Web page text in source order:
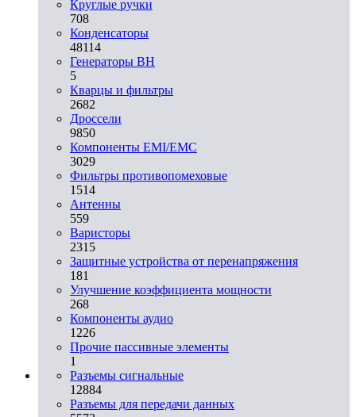
Круглые ручки
708
Конденсаторы
48114
Генераторы ВН
5
Кварцы и фильтры
2682
Дроссели
9850
Компоненты EMI/EMC
3029
Фильтры противопомеховые
1514
Антенны
559
Варисторы
2315
Защитные устройства от перенапряжения
181
Улучшение коэффициента мощности
268
Компоненты аудио
1226
Прочие пассивные элементы
1
Разъeмы сигнальные
12884
Разъeмы для передачи данных